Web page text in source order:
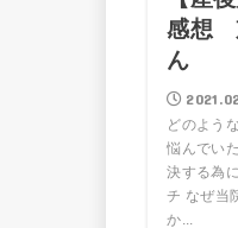
感想
ん
どのよう
悩んでい
決する為
チ なぜ当
か...